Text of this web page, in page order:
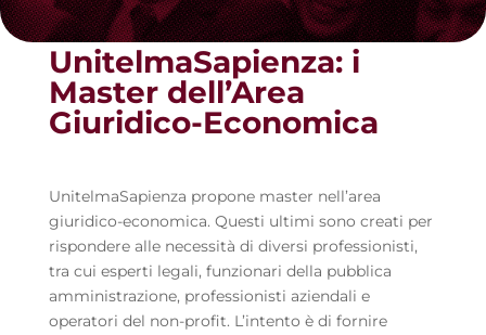
UnitelmaSapienza: i
Master dell’Area
Giuridico-Economica
UnitelmaSapienza propone master nell’area
giuridico-economica. Questi ultimi sono creati per
rispondere alle necessità di diversi professionisti,
tra cui esperti legali, funzionari della pubblica
amministrazione, professionisti aziendali e
operatori del non-profit. L’intento è di fornire